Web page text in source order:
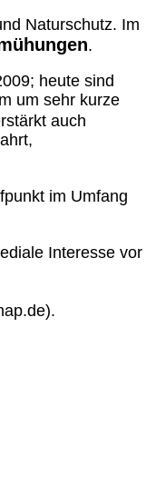
Naturschutz. Im
.
heute sind
um sehr kurze
auch
im Umfang
Interesse vor